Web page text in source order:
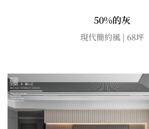
50%的灰
現代簡約風 | 68坪